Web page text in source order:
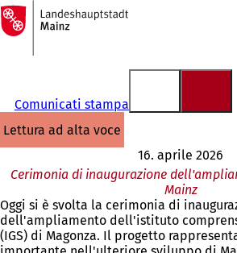
Vai al contenuto
Alla
pagina
iniziale
Comunicati stampa
lettura ad alta voce
16. aprile 2026
Cerimonia di inaugurazione
Mainz
Oggi si è svolta la cerimonia di
dell'ampliamento dell'istituto
(IGS) di Magonza. Il progetto